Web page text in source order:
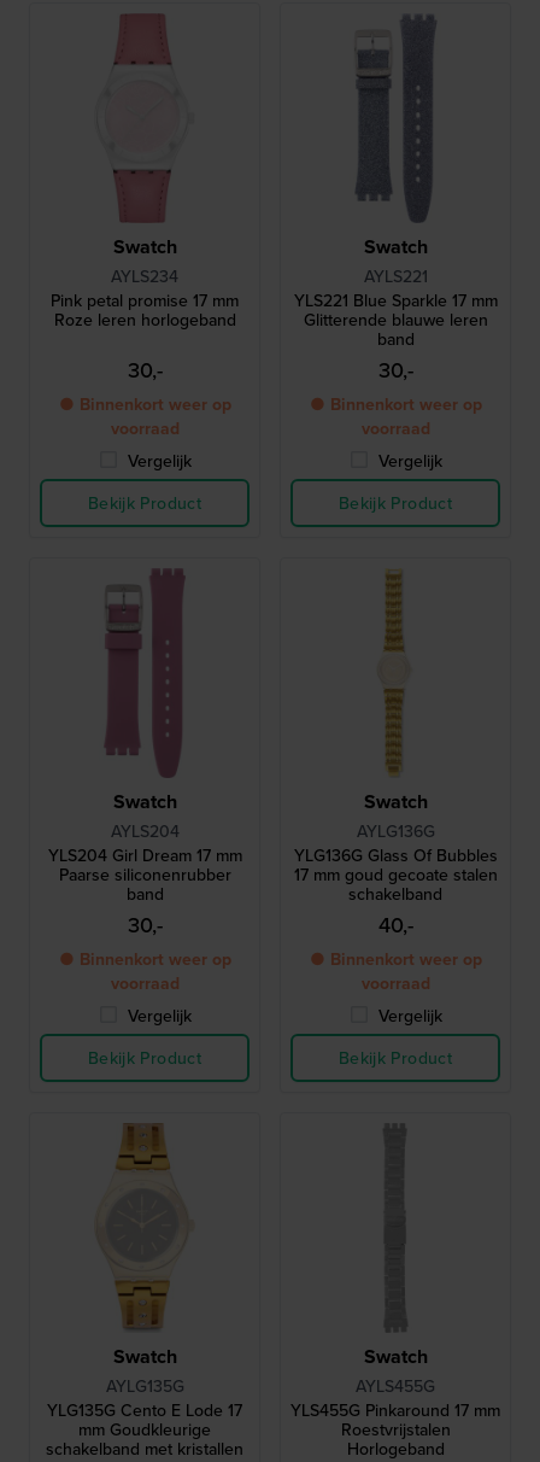
Swatch
AYLS234
Pink petal promise 17 mm
Roze leren horlogeband
30,-
● Binnenkort weer op
voorraad
Vergelijk
Bekijk Product
Swatch
AYLS221
YLS221 Blue Sparkle 17 mm
Glitterende blauwe leren
band
30,-
● Binnenkort weer op
voorraad
Vergelijk
Bekijk Product
Swatch
AYLS204
YLS204 Girl Dream 17 mm
Paarse siliconenrubber
band
30,-
● Binnenkort weer op
voorraad
Vergelijk
Bekijk Product
Swatch
AYLG136G
YLG136G Glass Of Bubbles
17 mm goud gecoate stalen
schakelband
40,-
● Binnenkort weer op
voorraad
Vergelijk
Bekijk Product
Swatch
AYLG135G
YLG135G Cento E Lode 17
mm Goudkleurige
schakelband met kristallen
Swatch
AYLS455G
YLS455G Pinkaround 17 mm
Roestvrijstalen
Horlogeband